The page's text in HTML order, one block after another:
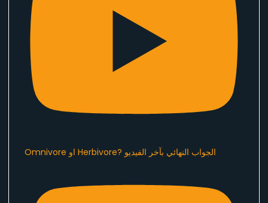
Omnivore او Herbivore? الجواب النهائي بآخر الفيديو